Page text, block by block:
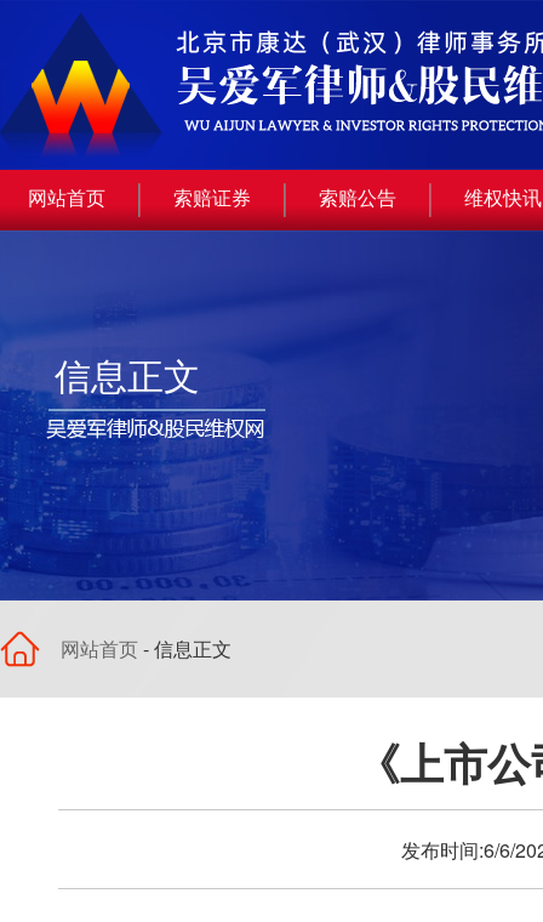
网站首页 索赔证券 索赔公告 维权快讯
信息正文
网站首页- 信息正文
《上市
发布时间:6/6/